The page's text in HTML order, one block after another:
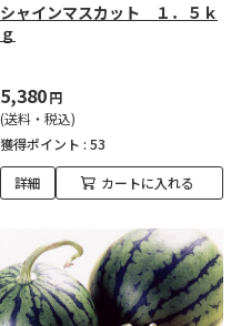
シャインマスカット １．５ｋ
ｇ
5,380円
(送料・税込)
獲得ポイント : 53
詳細 カートに入れる